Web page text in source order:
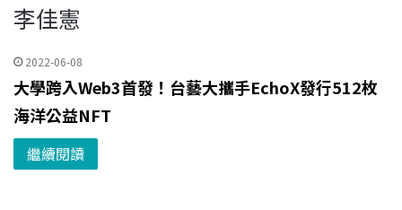
李佳憲
2022-06-08
大學跨入Web3首發！台藝大攜手EchoX發行512枚
海洋公益NFT
繼續閱讀